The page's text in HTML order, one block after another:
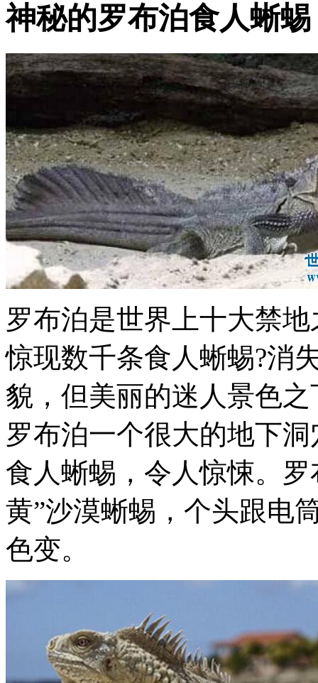
神秘的罗布泊食人蜥蜴
罗布泊是世界上十大禁
惊现数千条食人蜥蜴?消
貌，但美丽的迷人景色
罗布泊一个很大的地下
食人蜥蜴，令人惊悚。
黄”沙漠蜥蜴，个头跟电
色变。